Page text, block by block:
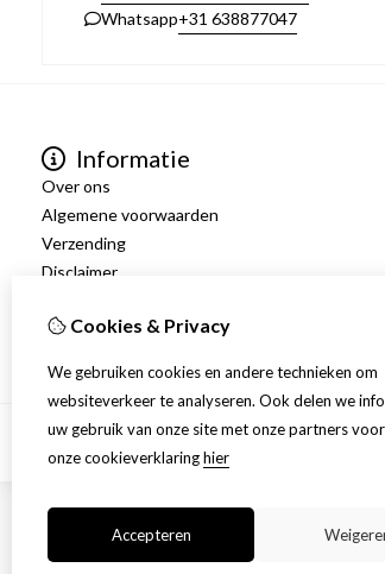
Whatsapp+31 638877047
Informatie
Over ons
Algemene voorwaarden
Verzending
Disclaimer
Retourneren
Cookies & Privacy
We gebruiken cookies en andere technieken om
websiteverkeer te analyseren. Ook delen we
uw gebruik van onze site met onze partners
onze cookieverklaringhier
Accepteren